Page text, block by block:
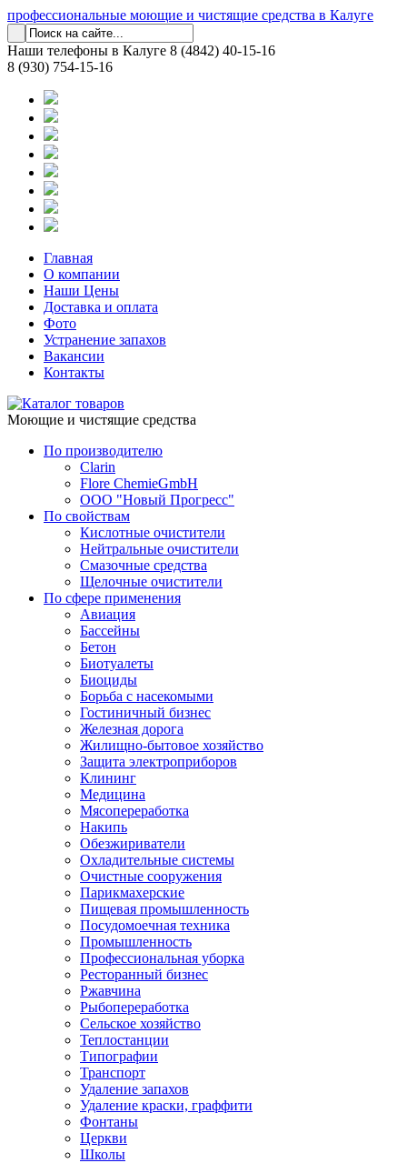
профессиональные моющие и чистящие средства в Калуге
Наши телефоны в Калуге 8 (4842) 40-15-16
8 (930) 754-15-16
Главная
О компании
Наши Цены
Доставка и оплата
Фото
Устранение запахов
Вакансии
Контакты
Моющие и чистящие средства
По производителю
Clarin
Flore ChemieGmbH
ООО "Новый Прогресс"
По свойствам
Кислотные очистители
Нейтральные очистители
Смазочные средства
Щелочные очистители
По сфере применения
Авиация
Бассейны
Бетон
Биотуалеты
Биоциды
Борьба с насекомыми
Гостиничный бизнес
Железная дорога
Жилищно-бытовое хозяйство
Защита электроприборов
Клининг
Медицина
Мясопереработка
Накипь
Обезжириватели
Охладительные системы
Очистные сооружения
Парикмахерские
Пищевая промышленность
Посудомоечная техника
Промышленность
Профессиональная уборка
Ресторанный бизнес
Ржавчина
Рыбопереработка
Сельское хозяйство
Теплостанции
Типографии
Транспорт
Удаление запахов
Удаление краски, граффити
Фонтаны
Церкви
Школы